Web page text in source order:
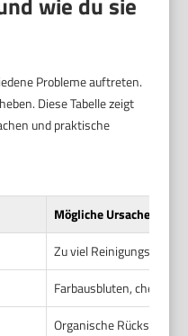
Probleme auftreten.
Diese Tabelle zeigt
und praktische
Mögliche Ursache
Zu viel Reinigungsmittel
Farbausbluten,
Organische Rückstände